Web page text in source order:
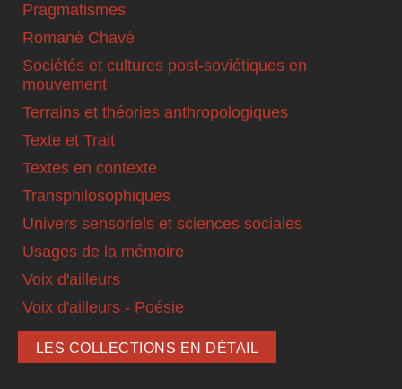
Pragmatismes
Romané Chavé
Sociétés et cultures post-soviétiques en
mouvement
Terrains et théories anthropologiques
Texte et Trait
Textes en contexte
Transphilosophiques
Univers sensoriels et sciences sociales
Usages de la mémoire
Voix d'ailleurs
Voix d'ailleurs - Poésie
LES COLLECTIONS EN DÉTAIL